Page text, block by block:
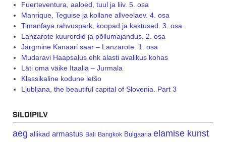
Fuerteventura, aaloed, tuul ja liiv. 5. osa
Manrique, Teguise ja kollane allveelaev. 4. osa
Timanfaya rahvuspark, koopad ja kaktused. 3. osa
Lanzarote kuurordid ja põllumajandus. 2. osa
Järgmine Kanaari saar – Lanzarote. 1. osa
Mudaravi Haapsalus ehk alasti avalikus kohas
Läti oma väike Itaalia – Jurmala
Klassikaline kodune letšo
Ljubljana, the beautiful capital of Slovenia. Part 3
SILDIPILV
aeg allikad armastus Bali Bangkok Bulgaaria elamise kunst